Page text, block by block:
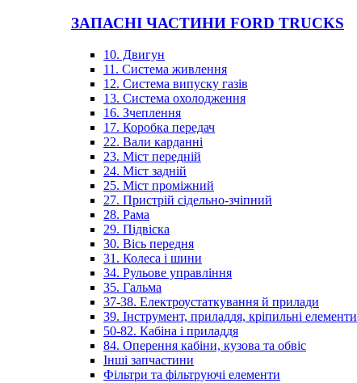
ЗАПАСНІ ЧАСТИНИ FORD TRUCKS
10. Двигун
11. Система живлення
12. Система випуску газів
13. Система охолодження
16. Зчеплення
17. Коробка передач
22. Вали карданні
23. Міст передній
24. Міст задній
25. Міст проміжний
27. Пристрій сідельно-зчіпний
28. Рама
29. Підвіска
30. Вісь передня
31. Колеса і шини
34. Рульове управління
35. Гальма
37-38. Електроустаткування й прилади
39. Інструмент, приладдя, кріпильні елементи
50-82. Кабіна і приладдя
84. Оперення кабіни, кузова та обвіс
Інші запчастини
Фільтри та фільтруючі елементи